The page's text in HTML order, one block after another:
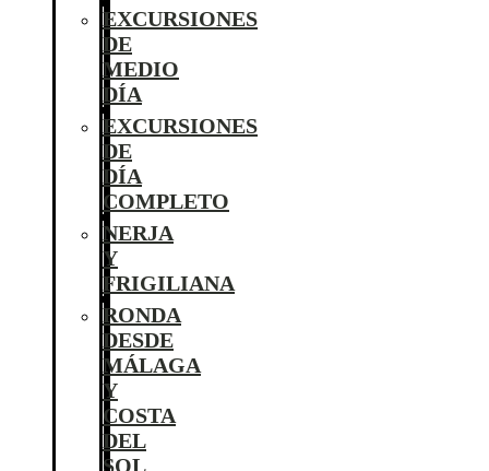
EXCURSIONES
DE
MEDIO
DÍA
EXCURSIONES
DE
DÍA
COMPLETO
NERJA
Y
FRIGILIANA
RONDA
DESDE
MÁLAGA
Y
COSTA
DEL
SOL